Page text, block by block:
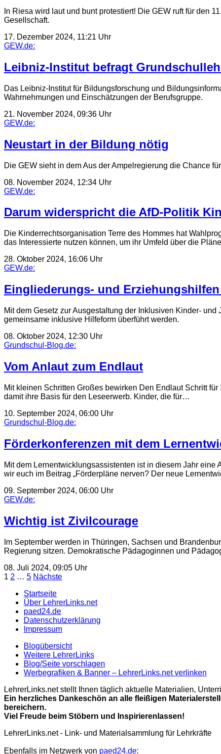
In Riesa wird laut und bunt protestiert! Die GEW ruft für den
Gesellschaft.
17. Dezember 2024, 11:21 Uhr
GEW.de:
Leibniz-Institut befragt
Das Leibniz-Institut für Bildungsforschung und
Wahrnehmungen und Einschätzungen der Berufsgruppe.
21. November 2024, 09:36 Uhr
GEW.de:
Neustart in der Bildung nötig
Die GEW sieht in dem Aus der Ampelregierung die Chance
08. November 2024, 12:34 Uhr
GEW.de:
Darum widerspricht die AfD-Politik
Die Kinderrechtsorganisation Terre des Hommes hat
das Interessierte nutzen können, um ihr Umfeld über die
28. Oktober 2024, 16:06 Uhr
GEW.de:
Eingliederungs- und
Mit dem Gesetz zur Ausgestaltung der Inklusiven Kinder-
gemeinsame inklusive Hilfeform überführt werden.
08. Oktober 2024, 12:30 Uhr
Grundschul-Blog.de:
Vom Anlaut zum Endlaut
Mit kleinen Schritten Großes bewirken Den Endlaut Schritt
damit ihre Basis für den Leseerwerb. Kinder, die für…
10. September 2024, 06:00 Uhr
Grundschul-Blog.de:
Förderkonferenzen mit dem
Mit dem Lernentwicklungsassistenten ist in diesem Jahr
wir euch im Beitrag „Förderpläne nerven? Der neue
09. September 2024, 06:00 Uhr
GEW.de:
Wichtig ist Zivilcourage
Im September werden in Thüringen, Sachsen und
Regierung sitzen. Demokratische Pädagoginnen und
08. Juli 2024, 09:05 Uhr
Seitennummerierung
der
Beiträge
1 2 … 5 Nächste
Startseite
Über LehrerLinks.net
paed24.de
Datenschutzerklärung
Impressum
Blogübersicht
Weitere LehrerLinks
Blog/Seite vorschlagen
Werbegrafiken & Banner – LehrerLinks.net verlinken
LehrerLinks.net stellt Ihnen täglich aktuelle Materialien,
Ein herzliches Dankeschön an alle fleißigen
bereichern.
Viel Freude beim Stöbern und Inspirierenlassen!
LehrerLinks.net - Link- und Materialsammlung für Lehrkräfte
Ebenfalls im Netzwerk von paed24.de: